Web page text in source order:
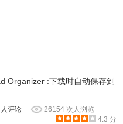
Organizer :下载时自动保存到
评论
26154 次人浏览
4.3 分